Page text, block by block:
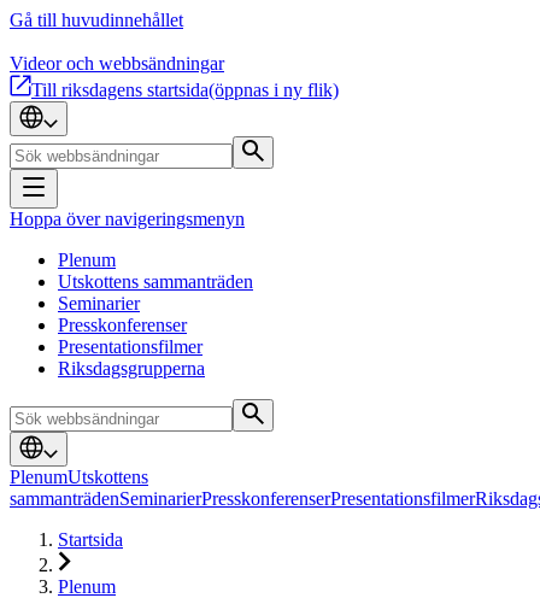
Gå till huvudinnehållet
Videor och webbsändningar
Till riksdagens startsida(öppnas i ny flik)
Hoppa över navigeringsmenyn
Plenum
Utskottens sammanträden
Seminarier
Presskonferenser
Presentationsfilmer
Riksdagsgrupperna
PlenumUtskottens
sammanträdenSeminarierPresskonferenserPresentationsfilmer
Startsida
Plenum